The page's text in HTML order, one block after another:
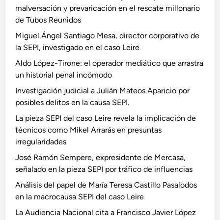
malversación y prevaricación en el rescate millonario
de Tubos Reunidos
Miguel Ángel Santiago Mesa, director corporativo de
la SEPI, investigado en el caso Leire
Aldo López-Tirone: el operador mediático que arrastra
un historial penal incómodo
Investigación judicial a Julián Mateos Aparicio por
posibles delitos en la causa SEPI.
La pieza SEPI del caso Leire revela la implicación de
técnicos como Mikel Arrarás en presuntas
irregularidades
José Ramón Sempere, expresidente de Mercasa,
señalado en la pieza SEPI por tráfico de influencias
Análisis del papel de María Teresa Castillo Pasalodos
en la macrocausa SEPI del caso Leire
La Audiencia Nacional cita a Francisco Javier López